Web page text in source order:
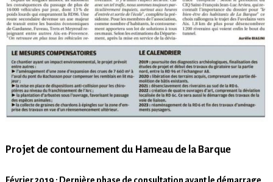
Projet de contournement du Hameau de la Barque
Février 2019 : Dernière phase de consultation avant le démarrage